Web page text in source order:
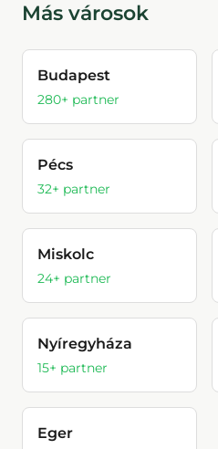
Más városok
Budapest
280+ partner
Pécs
32+ partner
Miskolc
24+ partner
Nyíregyháza
15+ partner
Eger